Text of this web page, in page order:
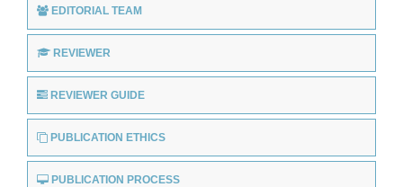
EDITORIAL TEAM
REVIEWER
REVIEWER GUIDE
PUBLICATION ETHICS
PUBLICATION PROCESS